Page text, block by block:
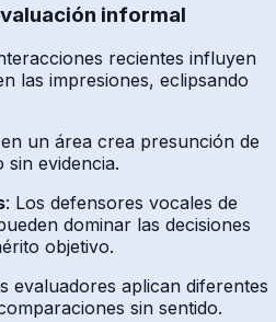
informal
recientes influyen
las impresiones, eclipsando
un área crea presunción de
evidencia.
: Los defensores vocales de
dominar las decisiones
objetivo.
evaluadores aplican diferentes
sin sentido.